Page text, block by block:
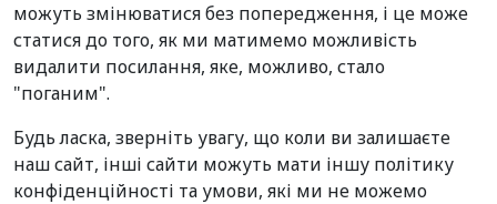
можуть змінюватися без попередження, і це може
статися до того, як ми матимемо можливість
видалити посилання, яке, можливо, стало
"поганим".
Будь ласка, зверніть увагу, що коли ви залишаєте
наш сайт, інші сайти можуть мати іншу політику
конфіденційності та умови, які ми не можемо